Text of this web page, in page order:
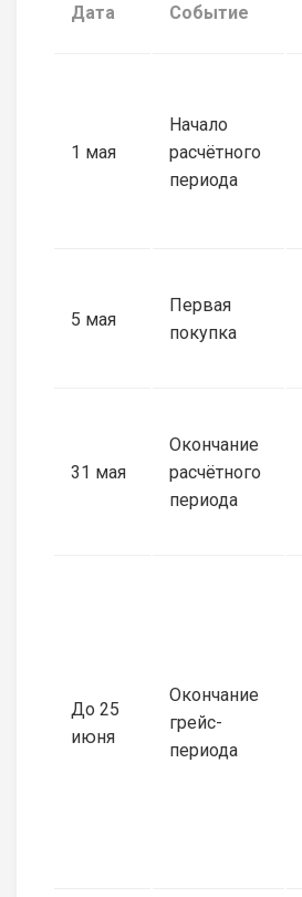
Дата Событие
1 мая
Начало
расчётного
периода
5 мая
Первая
покупка
31 мая
Окончание
расчётного
периода
До 25
июня
Окончание
грейс-
периода